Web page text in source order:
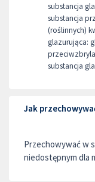
substancja
substancja
(roślinnych)
glazurująca:
substancja
Jak
Przechowywać w
niedostępnym dla